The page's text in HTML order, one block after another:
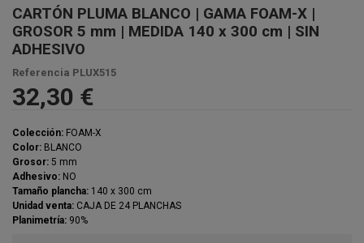
CARTÓN PLUMA BLANCO | GAMA FOAM-X |
GROSOR 5 mm | MEDIDA 140 x 300 cm | SIN
ADHESIVO
Referencia PLUX515
32,30 €
Colección: FOAM-X
Color: BLANCO
Grosor: 5 mm
Adhesivo: NO
Tamaño plancha: 140 x 300 cm
Unidad venta: CAJA DE 24 PLANCHAS
Planimetría: 90%